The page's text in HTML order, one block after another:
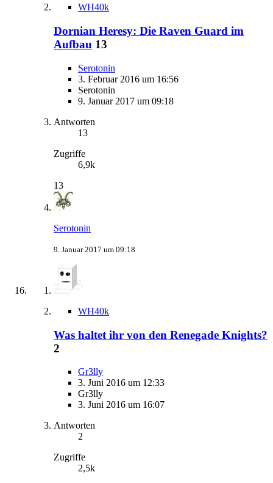
WH40k
Dornian Heresy: Die Raven Guard im
Aufbau 13
Serotonin
3. Februar 2016 um 16:56
Serotonin
9. Januar 2017 um 09:18
Antworten
13
Zugriffe
6,9k
13
Serotonin
9. Januar 2017 um 09:18
WH40k
Was haltet ihr von den Renegade Knights?
2
Gr3lly
3. Juni 2016 um 12:33
Gr3lly
3. Juni 2016 um 16:07
Antworten
2
Zugriffe
2,5k